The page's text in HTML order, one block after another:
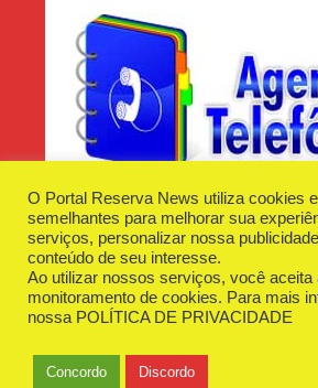
Desenvolvido e Hospedado por
Reserva News Tecnologia - CNPJ -
O Portal Reserva News utiliza cookies
semelhantes para melhorar sua
serviços, personalizar nossa
conteúdo de seu interesse.
Ao utilizar nossos serviços, você aceita
monitoramento de cookies. Para mais
nossa POLÍTICA DE PRIVACIDADE
Concordo Discordo